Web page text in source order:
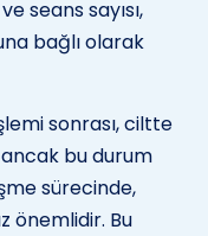
seans sayısı,
bağlı olarak
sonrası, ciltte
ancak bu durum
sürecinde,
önemlidir. Bu